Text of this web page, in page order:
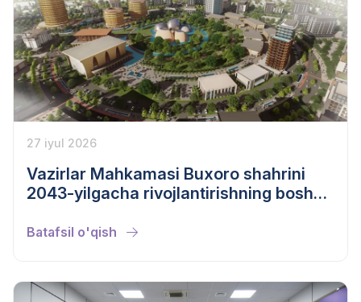
27 iyul 2026
Vazirlar Mahkamasi Buxoro shahrini
2043-yilgacha rivojlantirishning bosh
Batafsil o'qish